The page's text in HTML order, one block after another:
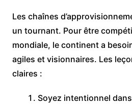
Les chaînes
un tournant. Pour être
mondiale, le continent a
agiles et visionnaires. Les
claires :
Soyez intentionnel